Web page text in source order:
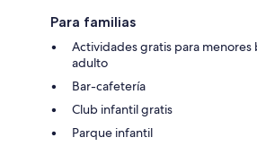
Para familias
Actividades gratis para menores
adulto
Bar-cafetería
Club infantil gratis
Parque infantil